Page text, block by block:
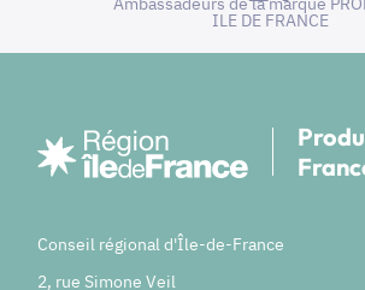
ILE DE FRANCE
Conseil régional d'Île-de-France
2, rue Simone Veil